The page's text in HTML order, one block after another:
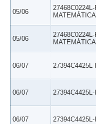
05/06
05/06
06/07
06/07
06/07